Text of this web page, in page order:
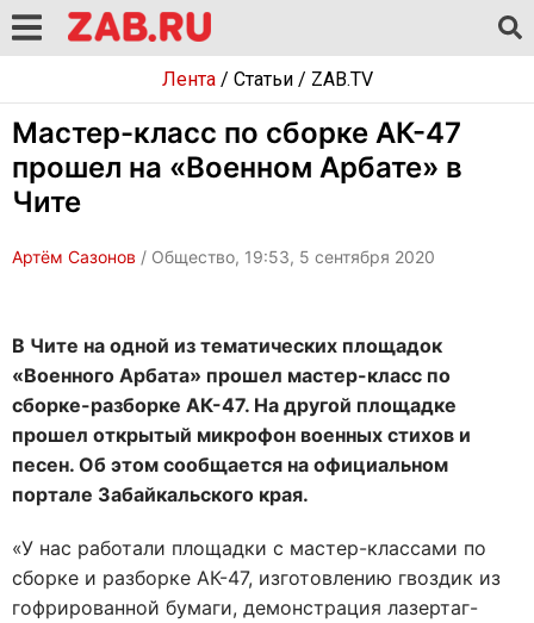
Лента/ Статьи/ ZAB.TV
Мастер-класс по сборке АК-47
прошел на «Военном Арбате» в
Чите
Артём Сазонов / Общество, 19:53, 5 сентября 2020
В Чите на одной из тематических площадок
«Военного Арбата» прошел мастер-класс по
сборке-разборке АК-47. На другой площадке
прошел открытый микрофон военных стихов и
песен. Об этом сообщается на официальном
портале Забайкальского края.
«У нас работали площадки с мастер-классами по
сборке и разборке АК-47, изготовлению гвоздик из
гофрированной бумаги, демонстрация лазертаг-